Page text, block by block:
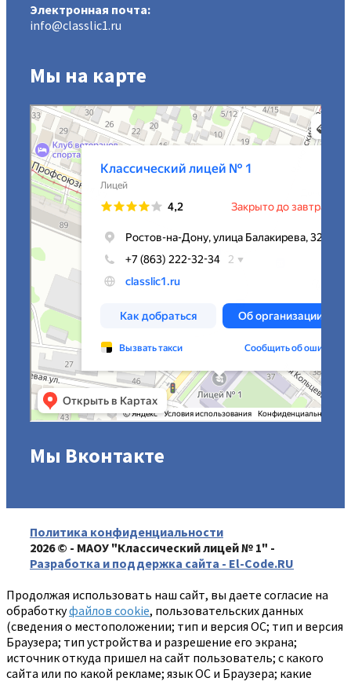
Электронная почта:
info@classlic1.ru
Мы на карте
МАОУ Классический лицей № 1
Лицей в Ростове‑на‑Дону
Мы Вконтакте
Политика конфиденциальности
2026 © - МАОУ "Классический лицей № 1" -
Разработка и поддержка сайта - El-Code.RU
Продолжая использовать наш сайт, вы даете согласие на
обработкуфайлов cookie, пользовательских данных
(сведения о местоположении; тип и версия ОС; тип и версия
Браузера; тип устройства и разрешение его экрана;
источник откуда пришел на сайт пользователь; с какого
сайта или по какой рекламе; язык ОС и Браузера; какие